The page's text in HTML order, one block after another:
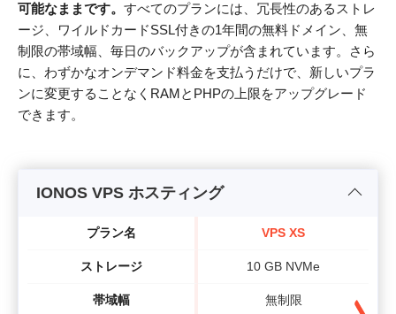
可能なままです。 すべてのプランには、冗長性のあるストレ
ージ、ワイルドカードSSL付きの1年間の無料ドメイン、無
制限の帯域幅、毎日のバックアップが含まれています。さら
に、わずかなオンデマンド料金を支払うだけで、新しいプラ
ンに変更することなくRAMとPHPの上限をアップグレード
できます。
IONOS VPS ホスティング
プラン名
ストレージ
帯域幅
VPS XS
10 GB NVMe
無制限